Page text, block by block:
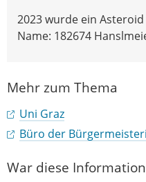
2023 wurde ein
Name: 182674
Mehr zum Thema
Uni Graz
Büro der
War diese